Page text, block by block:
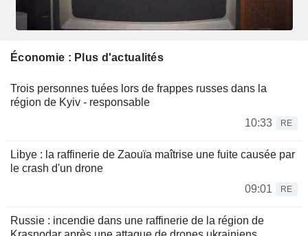
Économie : Plus d'actualités
Trois personnes tuées lors de frappes russes dans la
région de Kyiv - responsable
10:33
RE
Libye : la raffinerie de Zaouïa maîtrise une fuite causée par
le crash d'un drone
09:01
RE
Russie : incendie dans une raffinerie de la région de